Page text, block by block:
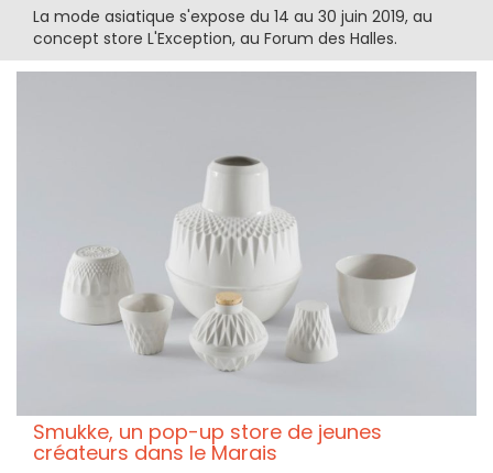
La mode asiatique s'expose du 14 au 30 juin 2019, au
concept store L'Exception, au Forum des Halles.
Smukke, un pop-up store de jeunes
créateurs dans le Marais